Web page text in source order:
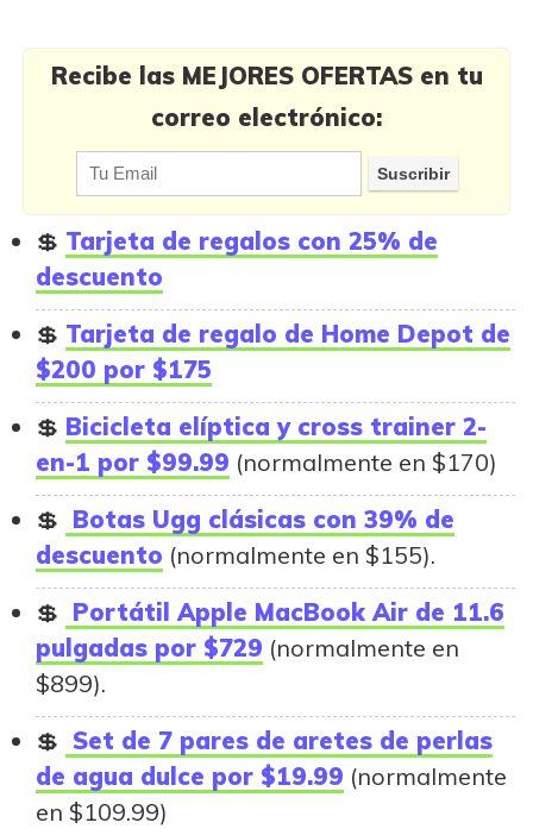
Recibe las MEJORES OFERTAS en tu
correo electrónico:
Tarjeta de regalos con 25% de
descuento
Tarjeta de regalo de Home Depot de
$200 por $175
Bicicleta elíptica y cross trainer 2-
en-1 por $99.99 (normalmente en $170)
Botas Ugg clásicas con 39% de
descuento (normalmente en $155).
Portátil Apple MacBook Air de 11.6
pulgadas por $729 (normalmente en
$899).
Set de 7 pares de aretes de perlas
de agua dulce por $19.99 (normalmente
en $109.99)